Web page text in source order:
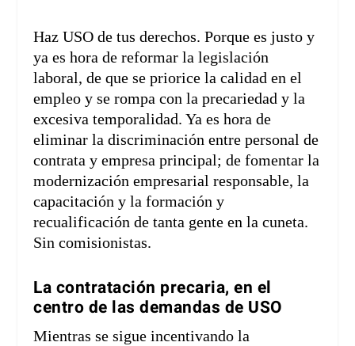
Haz USO de tus derechos. Porque es justo y
ya es hora de reformar la legislación
laboral, de que se priorice la calidad en el
empleo y se rompa con la precariedad y la
excesiva temporalidad. Ya es hora de
eliminar la discriminación entre personal de
contrata y empresa principal; de fomentar la
modernización empresarial responsable, la
capacitación y la formación y
recualificación de tanta gente en la cuneta.
Sin comisionistas.
La contratación precaria, en el
centro de las demandas de USO
Mientras se sigue incentivando la